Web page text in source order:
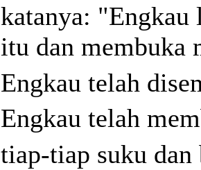
katanya: "Engkau
itu dan membuka
Engkau telah
Engkau telah
tiap-tiap suku dan